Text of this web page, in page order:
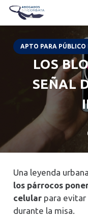
APTO PARA PÚBLICO
LOS
SEÑAL
Una leyenda
los párrocos
celular para
durante la misa.